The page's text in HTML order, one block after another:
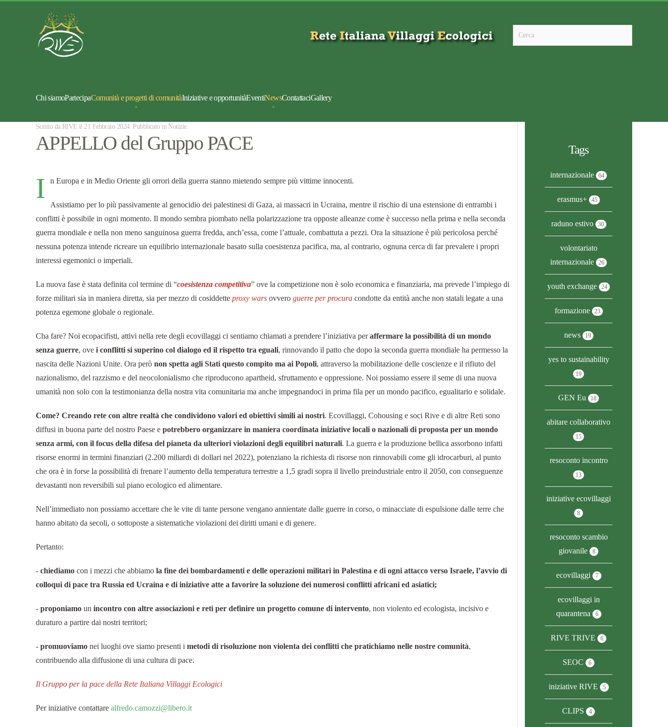
Chi siamoPartecipaComunità e progetti di comunitàIniziative e opportunitàEventiNewsContattaciGallery
Scritto da RIVE il21 Febbraio 2024. Pubblicato in Notizie.
APPELLO del Gruppo PACE
I n Europa e in Medio Oriente gli orrori della guerra stanno mietendo sempre più vittime innocenti.
Assistiamo per lo più passivamente al genocidio dei palestinesi di Gaza, ai massacri in Ucraina, mentre il rischio di una estensione di entrambi i
conflitti è possibile in ogni momento. Il mondo sembra piombato nella polarizzazione tra opposte alleanze come è successo nella prima e nella seconda
guerra mondiale e nella non meno sanguinosa guerra fredda, anch’essa, come l’attuale, combattuta a pezzi. Ora la situazione è più pericolosa perché
nessuna potenza intende ricreare un equilibrio internazionale basato sulla coesistenza pacifica, ma, al contrario, ognuna cerca di far prevalere i propri
interessi egemonici o imperiali.
La nuova fase è stata definita col termine di “coesistenza competitiva” ove la competizione non è solo economica e finanziaria, ma prevede l’impiego di
forze militari sia in maniera diretta, sia per mezzo di cosiddette proxy wars ovvero guerre per procura condotte da entità anche non statali legate a una
potenza egemone globale o regionale.
Cha fare? Noi ecopacifisti, attivi nella rete degli ecovillaggi ci sentiamo chiamati a prendere l’iniziativa peraffermare la possibilità di un mondo
senza guerre, ove i conflitti si superino col dialogo ed il rispetto tra eguali, rinnovando il patto che dopo la seconda guerra mondiale ha permesso la
nascita delle Nazioni Unite. Ora però non spetta agli Stati questo compito ma ai Popoli, attraverso la mobilitazione delle coscienze e il rifiuto del
nazionalismo, del razzismo e del neocolonialismo che riproducono apartheid, sfruttamento e oppressione. Noi possiamo essere il seme di una nuova
umanità non solo con la testimonianza della nostra vita comunitaria ma anche impegnandoci in prima fila per un mondo pacifico, egualitario e solidale.
Come? Creando rete con altre realtà che condividono valori ed obiettivi simili ai nostri. Ecovillaggi, Cohousing e soci Rive e di altre Reti sono
diffusi in buona parte del nostro Paese e potrebbero organizzare in maniera coordinata iniziative locali o nazionali di proposta per un mondo
senza armi, con il focus della difesa del pianeta da ulteriori violazioni degli equilibri naturali. La guerra e la produzione bellica assorbono infatti
risorse enormi in termini finanziari (2.200 miliardi di dollari nel 2022), potenziano la richiesta di risorse non rinnovabili come gli idrocarburi, al punto
che ora è in forse la possibilità di frenare l’aumento della temperatura terrestre a 1,5 gradi sopra il livello preindustriale entro il 2050, con conseguenze
devastanti non reversibili sul piano ecologico ed alimentare.
Nell’immediato non possiamo accettare che le vite di tante persone vengano annientate dalle guerre in corso, o minacciate di espulsione dalle terre che
hanno abitato da secoli, o sottoposte a sistematiche violazioni dei diritti umani e di genere.
Pertanto:
- chiediamo con i mezzi che abbiamo la fine dei bombardamenti e delle operazioni militari in Palestina e di ogni attacco verso Israele, l’avvio di
colloqui di pace tra Russia ed Ucraina e di iniziative atte a favorire la soluzione dei numerosi conflitti africani ed asiatici;
- proponiamo un incontro con altre associazioni e reti per definire un progetto comune di intervento, non violento ed ecologista, incisivo e
duraturo a partire dai nostri territori;
- promuoviamo nei luoghi ove siamo presenti i metodi di risoluzione non violenta dei conflitti che pratichiamo nelle nostre comunità,
contribuendo alla diffusione di una cultura di pace.
Il Gruppo per la pace della Rete Italiana Villaggi Ecologici
Per iniziative contattare alfredo.camozzi@libero.it
Tags
internazionale 64
erasmus+ 45
raduno estivo 30
volontariato
internazionale
26
youth exchange 24
formazione 23
news 19
yes to sustainability
19
GEN Eu 18
abitare collaborativo
15
resoconto incontro
13
iniziative ecovillaggi
8
resoconto scambio
giovanile
8
ecovillaggi 7
ecovillaggi in
quarantena
6
RIVE TRIVE 6
SEOC 6
iniziative RIVE 5
CLIPS 4